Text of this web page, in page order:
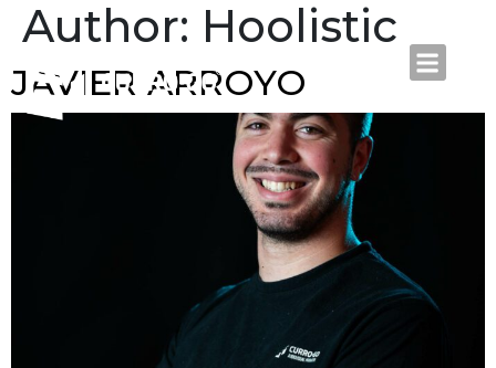
Author: Hoolistic
JAVIER ARROYO